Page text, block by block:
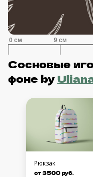
Сосновые
фоне by
Рюкзак
от 3500 руб.